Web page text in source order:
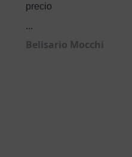
precio
...
Belisario Mocchi